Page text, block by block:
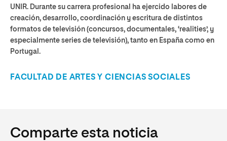
UNIR. Durante su carrera profesional ha ejercido labores de
creación, desarrollo, coordinación y escritura de distintos
formatos de televisión (concursos, documentales, ‘realities’, y
especialmente series de televisión), tanto en España como en
Portugal.
FACULTAD DE ARTES Y CIENCIAS SOCIALES
Comparte esta noticia